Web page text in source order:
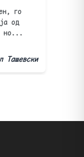
го
од
но...
Ташевски